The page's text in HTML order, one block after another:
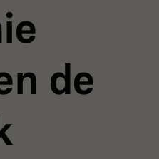
de